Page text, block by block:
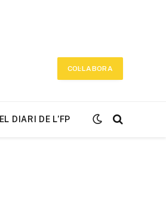
COL·LABORA
EL DIARI DE L’FP